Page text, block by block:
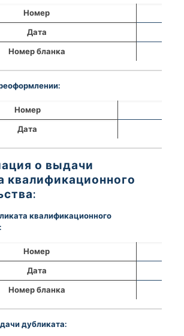
Номер
Дата
Номер бланка
Номер
Дата
о выдачи
квалификационного
квалификационного
Номер
Дата
Номер бланка
дубликата: